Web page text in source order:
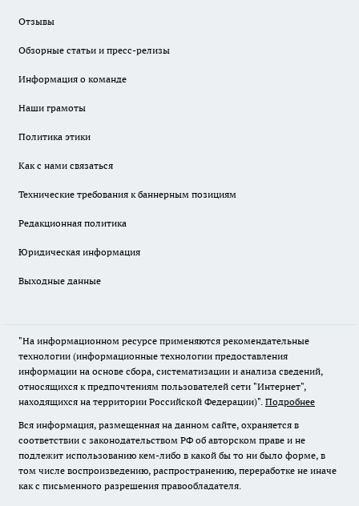
Отзывы
Обзорные статьи и пресс-релизы
Информация о команде
Наши грамоты
Политика этики
Как с нами связаться
Технические требования к баннерным позициям
Редакционная политика
Юридическая информация
Выходные данные
"На информационном ресурсе применяются рекомендательные
технологии (информационные технологии предоставления
информации на основе сбора, систематизации и анализа сведений,
относящихся к предпочтениям пользователей сети "Интернет",
находящихся на территории Российской Федерации)". Подробнее
Вся информация, размещенная на данном сайте, охраняется в
соответствии с законодательством РФ об авторском праве и не
подлежит использованию кем-либо в какой бы то ни было форме, в
том числе воспроизведению, распространению, переработке не иначе
как с письменного разрешения правообладателя.